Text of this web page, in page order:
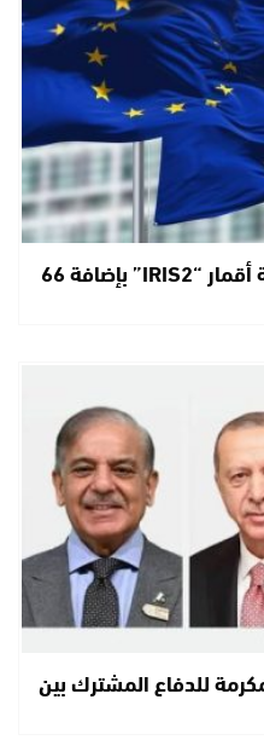
الاتحاد الأوروبي يوسع كوكبة أقمار “IRIS2” بإضافة 66
للدفاع المشترك بين